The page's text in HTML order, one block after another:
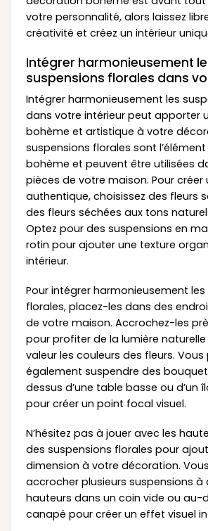
votre personnalité, alors laissez
créativité et créez un intérieur
Intégrer harmonieusement
suspensions florales dans
Intégrer harmonieusement les
dans votre intérieur peut apporter
bohème et artistique à votre
suspensions florales sont
bohème et peuvent être utilisées
pièces de votre maison. Pour
authentique, choisissez des fleurs
des fleurs séchées aux tons
Optez pour des suspensions en
rotin pour ajouter une texture
intérieur.
Pour intégrer harmonieusement
florales, placez-les dans des
de votre maison. Accrochez-les
pour profiter de la lumière
valeur les couleurs des fleurs. Vous
également suspendre des
dessus d’une table basse ou d’un
pour créer un point focal visuel.
N’hésitez pas à jouer avec les
des suspensions florales pour
dimension à votre décoration.
accrocher plusieurs suspensions à
hauteurs dans un coin vide ou au-
canapé pour créer un effet visuel